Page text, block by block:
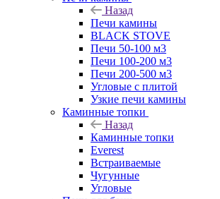
Назад
Печи камины
BLACK STOVE
Печи 50-100 м3
Печи 100-200 м3
Печи 200-500 м3
Угловые с плитой
Узкие печи камины
Каминные топки
Назад
Каминные топки
Everest
Встраиваемые
Чугунные
Угловые